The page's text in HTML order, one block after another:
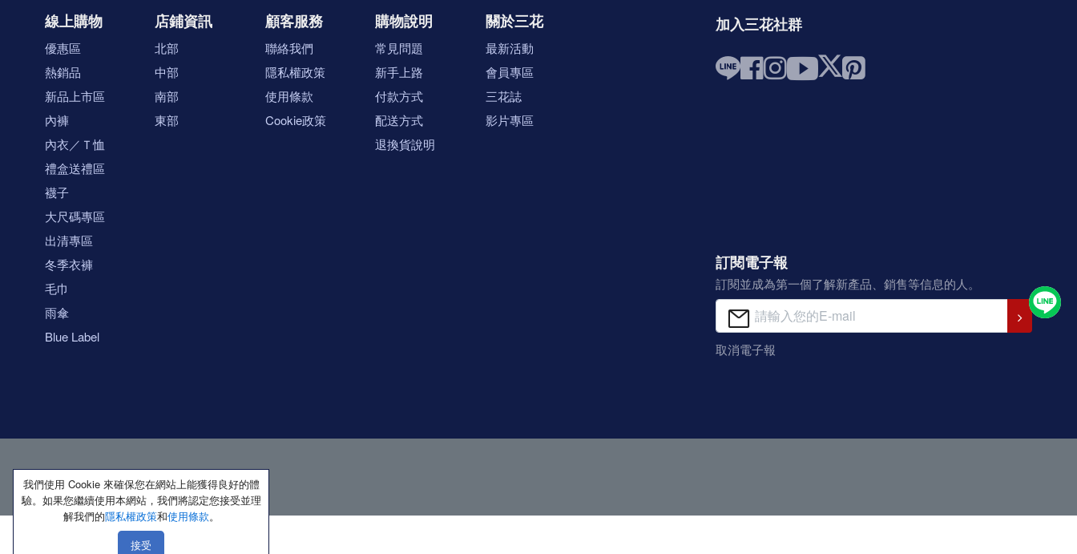
線上購物
優惠區
熱銷品
新品上市區
內褲
內衣／Ｔ恤
禮盒送禮區
襪子
大尺碼專區
出清專區
冬季衣褲
毛巾
雨傘
Blue Label
店鋪資訊
北部
中部
南部
東部
顧客服務
聯絡我們
隱私權政策
使用條款
Cookie政策
購物說明
常見問題
新手上路
付款方式
配送方式
退換貨說明
關於三花
最新活動
會員專區
三花誌
影片專區
加入三花社群
訂閱電子報
訂閱並成為第一個了解新產品、銷售等信息的人。
取消電子報
著作權所有 保留一切權利
我們使用 Cookie 來確保您在網站上能獲得良好的體
驗。如果您繼續使用本網站，我們將認定您接受並理
解我們的隱私權政策和使用條款。
接受